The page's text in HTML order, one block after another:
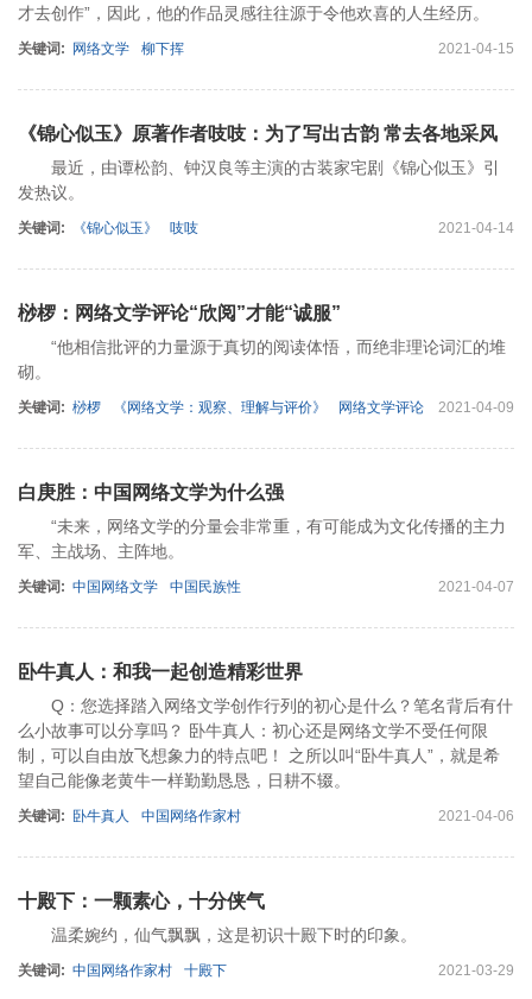
才去创作”，因此，他的作品灵感往往源于令他欢喜的人生经历。
关键词: 网络文学 柳下挥 2021-04-15
《锦心似玉》原著作者吱吱：为了写出古韵 常去各地采风
最近，由谭松韵、钟汉良等主演的古装家宅剧《锦心似玉》引
发热议。
关键词: 《锦心似玉》 吱吱 2021-04-14
桫椤：网络文学评论“欣阅”才能“诚服”
“他相信批评的力量源于真切的阅读体悟，而绝非理论词汇的堆
砌。
关键词: 桫椤 《网络文学：观察、理解与评价》 网络文学评论 2021-04-09
白庚胜：中国网络文学为什么强
“未来，网络文学的分量会非常重，有可能成为文化传播的主力
军、主战场、主阵地。
关键词: 中国网络文学 中国民族性 2021-04-07
卧牛真人：和我一起创造精彩世界
Q：您选择踏入网络文学创作行列的初心是什么？笔名背后有什
么小故事可以分享吗？ 卧牛真人：初心还是网络文学不受任何限
制，可以自由放飞想象力的特点吧！ 之所以叫“卧牛真人”，就是希
望自己能像老黄牛一样勤勤恳恳，日耕不辍。
关键词: 卧牛真人 中国网络作家村 2021-04-06
十殿下：一颗素心，十分侠气
温柔婉约，仙气飘飘，这是初识十殿下时的印象。
关键词: 中国网络作家村 十殿下 2021-03-29